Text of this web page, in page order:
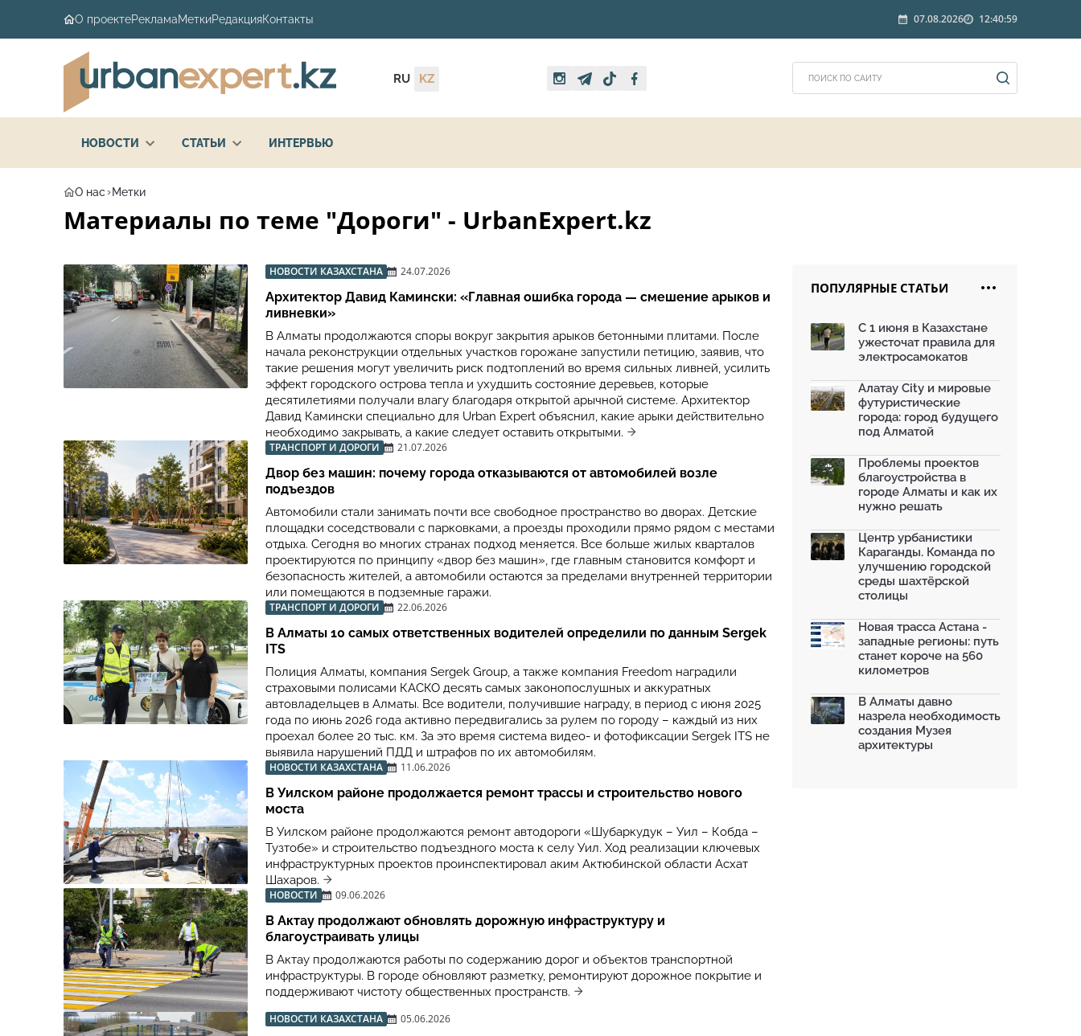
О проектеРекламаМеткиРедакцияКонтакты 07.08.2026 12:40:59
RU KZ
НОВОСТИ СТАТЬИ ИНТЕРВЬЮ
О нас Метки
Материалы по теме "Дороги" - UrbanExpert.kz
НОВОСТИ КАЗАХСТАНА 24.07.2026
Архитектор Давид Камински: «Главная ошибка города — смешение арыков и
ливневки»
В Алматы продолжаются споры вокруг закрытия арыков бетонными плитами. После
начала реконструкции отдельных участков горожане запустили петицию, заявив, что
такие решения могут увеличить риск подтоплений во время сильных ливней, усилить
эффект городского острова тепла и ухудшить состояние деревьев, которые
десятилетиями получали влагу благодаря открытой арычной системе. Архитектор
Давид Камински специально для Urban Expert объяснил, какие арыки действительно
необходимо закрывать, а какие следует оставить открытыми.
ТРАНСПОРТ И ДОРОГИ 21.07.2026
Двор без машин: почему города отказываются от автомобилей возле
подъездов
Автомобили стали занимать почти все свободное пространство во дворах. Детские
площадки соседствовали с парковками, а проезды проходили прямо рядом с местами
отдыха. Сегодня во многих странах подход меняется. Все больше жилых кварталов
проектируются по принципу «двор без машин», где главным становится комфорт и
безопасность жителей, а автомобили остаются за пределами внутренней территории
или помещаются в подземные гаражи.
ТРАНСПОРТ И ДОРОГИ 22.06.2026
В Алматы 10 самых ответственных водителей определили по данным Sergek
ITS
Полиция Алматы, компания Sergek Group, а также компания Freedom наградили
страховыми полисами КАСКО десять самых законопослушных и аккуратных
автовладельцев в Алматы. Все водители, получившие награду, в период с июня 2025
года по июнь 2026 года активно передвигались за рулем по городу – каждый из них
проехал более 20 тыс. км. За это время система видео- и фотофиксации Sergek ITS не
выявила нарушений ПДД и штрафов по их автомобилям.
НОВОСТИ КАЗАХСТАНА 11.06.2026
В Уилском районе продолжается ремонт трассы и строительство нового
моста
В Уилском районе продолжаются ремонт автодороги «Шубаркудук – Уил – Кобда –
Тузтобе» и строительство подъездного моста к селу Уил. Ход реализации ключевых
инфраструктурных проектов проинспектировал аким Актюбинской области Асхат
Шахаров.
НОВОСТИ 09.06.2026
В Актау продолжают обновлять дорожную инфраструктуру и
благоустраивать улицы
В Актау продолжаются работы по содержанию дорог и объектов транспортной
инфраструктуры. В городе обновляют разметку, ремонтируют дорожное покрытие и
поддерживают чистоту общественных пространств.
НОВОСТИ КАЗАХСТАНА 05.06.2026
ПОПУЛЯРНЫЕ СТАТЬИ
С 1 июня в Казахстане
ужесточат правила для
электросамокатов
Алатау City и мировые
футуристические
города: город будущего
под Алматой
Проблемы проектов
благоустройства в
городе Алматы и как их
нужно решать
Центр урбанистики
Караганды. Команда по
улучшению городской
среды шахтёрской
столицы
Новая трасса Астана -
западные регионы: путь
станет короче на 560
километров
В Алматы давно
назрела необходимость
создания Музея
архитектуры